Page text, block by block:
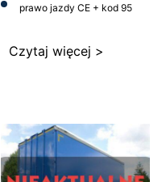
prawo jazdy CE + kod 95
Czytaj więcej >